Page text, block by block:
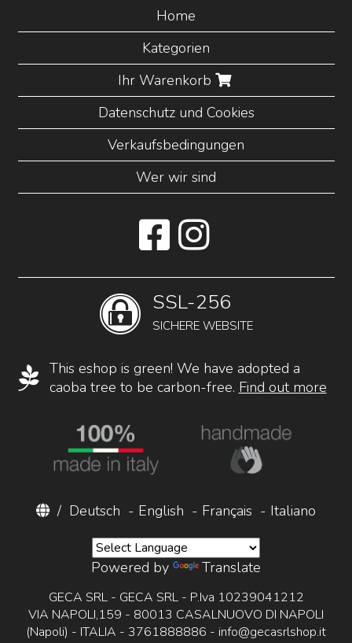
Home
Kategorien
Ihr Warenkorb
Datenschutz und Cookies
Verkaufsbedingungen
Wer wir sind
SSL-256
SICHERE WEBSITE
This eshop is green! We have adopted a
caoba tree to be carbon-free. Find out more
/ Deutsch - English - Français - Italiano
Powered by Translate
GECA SRL - GECA SRL - P.Iva 10239041212
VIA NAPOLI,159 - 80013 CASALNUOVO DI NAPOLI
(Napoli) - ITALIA - 3761888886 - info@gecasrlshop.it